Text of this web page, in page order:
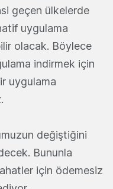
geçen ülkelerde
uygulama
olacak. Böylece
indirmek için
uygulama
değiştiğini
Bununla
için ödemesiz